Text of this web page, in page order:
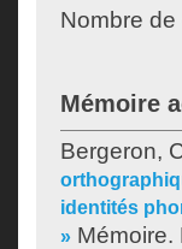
Nombre
Mémoire
Bergeron,
identités
» Mémoire.